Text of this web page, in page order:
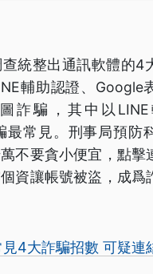
統整出通訊軟體的4
輔助認證、Google
詐騙，其中以
最常見。刑事局預防
不要貪小便宜，點擊
資讓帳號被盜，成爲
4大詐騙招數 可疑連